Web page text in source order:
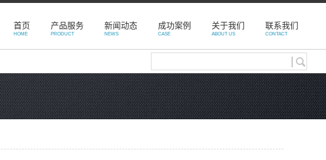
首页
HOME
产品服务
PRODUCT
新闻动态
NEWS
成功案例
CASE
关于我们
ABOUT US
联系我们
CONTACT